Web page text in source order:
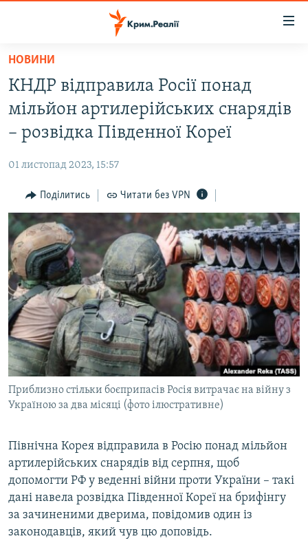
Перейти
основного
матеріалу
основної
Перейти
до
пошуку
ВОДА.КРИМ
ВІДЕО ТА ФОТО
БЛОГИ
ПОГЛЯД
ІНТЕРВ'Ю
ВСЕ ЗА ДЕНЬ
СПЕЦПРОЕКТИ
ДЕПОРТАЦІЯ
ВІДЕОУРОКИ «ELIFBE»
СВІДЧЕННЯ ОКУПАЦІЇ
УКРАЇНСЬКА ПРОБЛЕМА КРИМУ
ІНФОГРАФІКА
ЯК ОБІЙТИ БЛОКУВАННЯ
Русский
Qırımtatar
ДОЛУЧАЙСЯ!
Усі сайти RFE/RL
НОВИНИ
КНДР відправила Росії понад
мільйон артилерійських снарядів
– розвідка Південної Кореї
01 листопад 2023, 15:57
Поділитись Читати без VPN
Приблизно стільки боєприпасів Росія витрачає на війну з
Україною за два місяці (фото ілюстративне)
Північна Корея відправила в Росію понад мільйон
артилерійських снарядів від серпня, щоб
допомогти РФ у веденні війни проти України – такі
дані навела розвідка Південної Кореї на брифінгу
за зачиненими дверима, повідомив один із
законодавців, який чув цю доповідь.